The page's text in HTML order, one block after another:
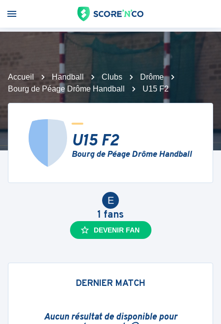
Accueil Handball Clubs
Drôme
Bourg de Péage Drôme Handball
U15 F2
U15 F2
Bourg de Péage Drôme Handball
E
1 fans
DEVENIR FAN
DERNIER MATCH
Aucun résultat de disponible pour